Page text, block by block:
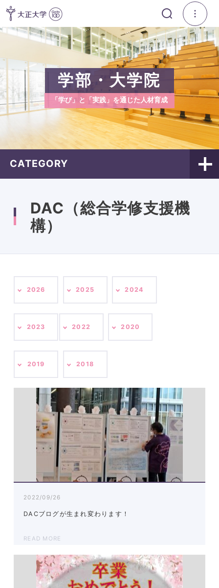
学部・大学院
「学び」と「実践」を通じた人材育成
CATEGORY
DAC（総合学修支援機
構）
2026 2025 2024
2023 2022 2020
2019 2018
2022/09/26
DACブログが生まれ変わります！
READ MORE